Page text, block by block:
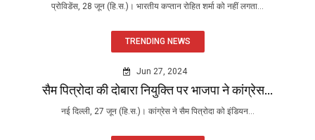
प्रोविडेंस, 28 जून (हि.स.)। भारतीय कप्तान रोहित शर्मा को नहीं लगता...
TRENDING NEWS
Jun 27, 2024
सैम पित्रोदा की दोबारा नियुक्ति पर भाजपा ने कांग्रेस...
नई दिल्ली, 27 जून (हि.स.)। कांग्रेस ने सैम पित्रोदा को इंडियन...